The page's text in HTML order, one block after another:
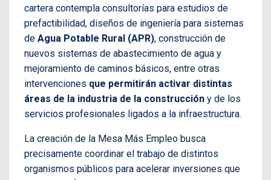
cartera contempla consultorías para estudios de
prefactibilidad, diseños de ingeniería para sistemas
de Agua Potable Rural (APR), construcción de
nuevos sistemas de abastecimiento de agua y
mejoramiento de caminos básicos, entre otras
intervenciones que permitirán activar distintas
áreas de la industria de la construcción y de los
servicios profesionales ligados a la infraestructura.
La creación de la Mesa Más Empleo busca
precisamente coordinar el trabajo de distintos
organismos públicos para acelerar inversiones que